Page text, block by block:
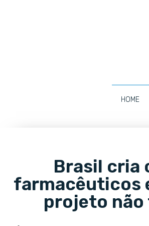
HOME
Brasil cria
farmacêuticos
projeto não